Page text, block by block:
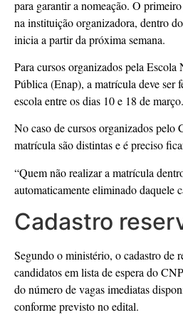
para garantir a nomeação. O
na instituição organizadora, dentro
inicia a partir da próxima semana.
Para cursos organizados pela
Pública (Enap), a matrícula deve ser
escola entre os dias 10 e 18 de março.
No caso de cursos organizados pelo
matrícula são distintas e é preciso
“Quem não realizar a matrícula
automaticamente eliminado daquele
Cadastro
Segundo o ministério, o cadastro de
candidatos em lista de espera do
do número de vagas imediatas
conforme previsto no edital.